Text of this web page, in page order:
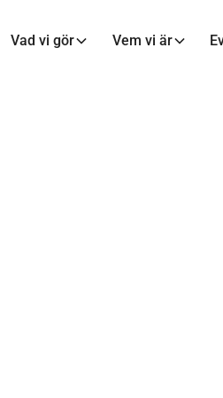
Vad vi gör Vem vi är